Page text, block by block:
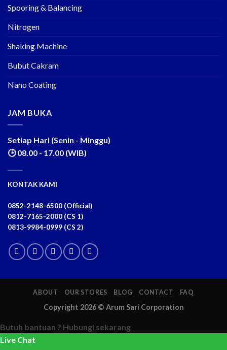
Spooring & Balancing
Nitrogen
Shaking Machine
Bubut Cakram
Nano Coating
JAM BUKA
Setiap Hari (Senin - Minggu)
🕒 08.00 - 17.00 (WIB)
KONTAK KAMI
0852-2148-6500 (Official)
0812-7165-2000 (CS 1)
0813-9984-0999 (CS 2)
ABOUT OUR STORES BLOG CONTACT FAQ
Copyright 2026 © Arum Sari Corporation
Butuh bantuan ? Hubungi sekarang
Live Chat